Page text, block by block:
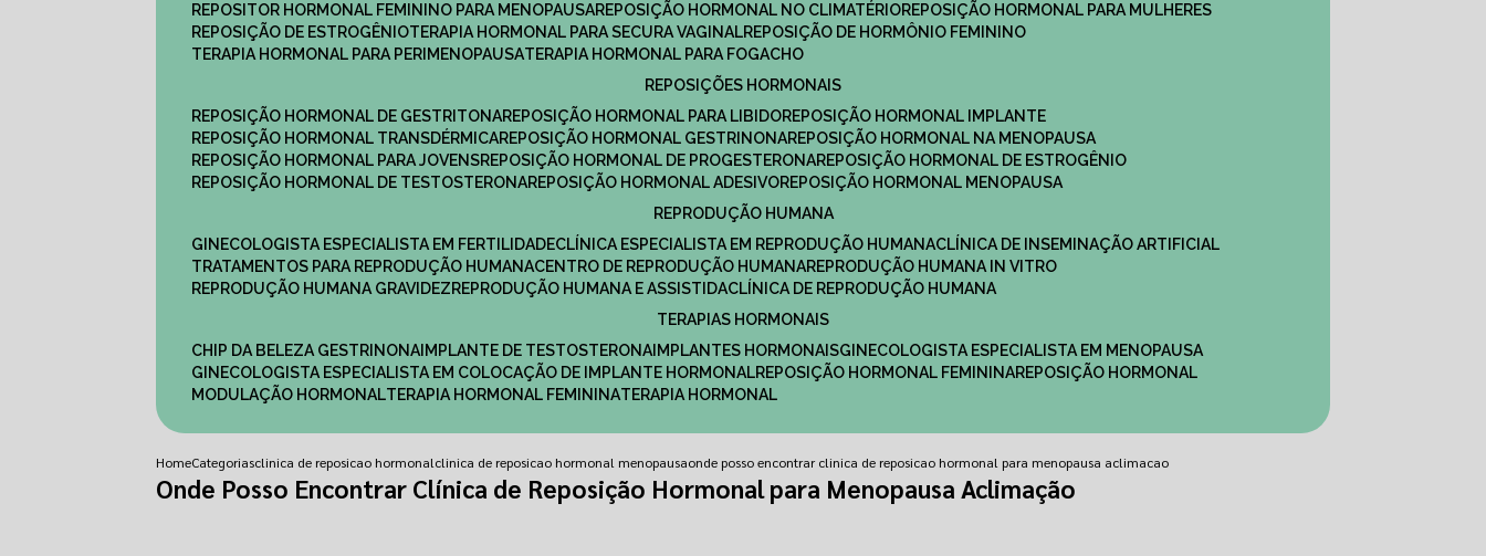
REPOSITOR HORMONAL FEMININO PARA MENOPAUSA
REPOSIÇÃO HORMONAL NO CLIMATÉRIO
REPOSIÇÃO HORMONAL PARA MULHERES
REPOSIÇÃO DE ESTROGÊNIO
TERAPIA HORMONAL PARA SECURA VAGINAL
REPOSIÇÃO DE HORMÔNIO FEMININO
TERAPIA HORMONAL PARA PERIMENOPAUSA
TERAPIA HORMONAL PARA FOGACHO
REPOSIÇÕES HORMONAIS
REPOSIÇÃO HORMONAL DE GESTRITONA
REPOSIÇÃO HORMONAL PARA LIBIDO
REPOSIÇÃO HORMONAL IMPLANTE
REPOSIÇÃO HORMONAL TRANSDÉRMICA
REPOSIÇÃO HORMONAL GESTRINONA
REPOSIÇÃO HORMONAL NA MENOPAUSA
REPOSIÇÃO HORMONAL PARA JOVENS
REPOSIÇÃO HORMONAL DE PROGESTERONA
REPOSIÇÃO HORMONAL DE ESTROGÊNIO
REPOSIÇÃO HORMONAL DE TESTOSTERONA
REPOSIÇÃO HORMONAL ADESIVO
REPOSIÇÃO HORMONAL MENOPAUSA
REPRODUÇÃO HUMANA
GINECOLOGISTA ESPECIALISTA EM FERTILIDADE
CLÍNICA ESPECIALISTA EM REPRODUÇÃO HUMANA
CLÍNICA DE INSEMINAÇÃO ARTIFICIAL
TRATAMENTOS PARA REPRODUÇÃO HUMANA
CENTRO DE REPRODUÇÃO HUMANA
REPRODUÇÃO HUMANA IN VITRO
REPRODUÇÃO HUMANA GRAVIDEZ
REPRODUÇÃO HUMANA E ASSISTIDA
CLÍNICA DE REPRODUÇÃO HUMANA
TERAPIAS HORMONAIS
CHIP DA BELEZA GESTRINONA IMPLANTE DE TESTOSTERONA IMPLANTES HORMONAIS
GINECOLOGISTA ESPECIALISTA EM MENOPAUSA
GINECOLOGISTA ESPECIALISTA EM COLOCAÇÃO DE IMPLANTE HORMONAL
REPOSIÇÃO HORMONAL FEMININA
REPOSIÇÃO HORMONAL
MODULAÇÃO HORMONAL
TERAPIA HORMONAL FEMININA TERAPIA HORMONAL
HomeCategoriasclinica de reposicao hormonalclinica de reposicao hormonal menopausaonde posso encontrar clinica de reposicao hormonal para menopausa aclimacao
Onde Posso Encontrar Clínica de Reposição Hormonal para Menopausa Aclimação